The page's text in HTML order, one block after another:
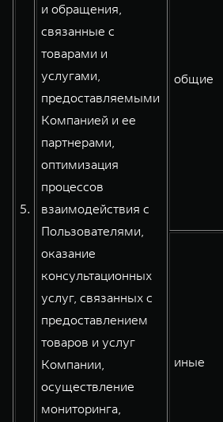
5.
и обращения,
связанные с
товарами и
услугами,
предоставляемыми
Компанией и ее
партнерами,
оптимизация
процессов
взаимодействия с
Пользователями,
оказание
консультационных
услуг, связанных с
предоставлением
товаров и услуг
Компании,
осуществление
мониторинга,
общие
иные